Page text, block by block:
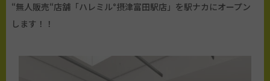
“無人販売“店舗「ハレミル°摂津富田駅店」を駅ナカにオープン
します！！